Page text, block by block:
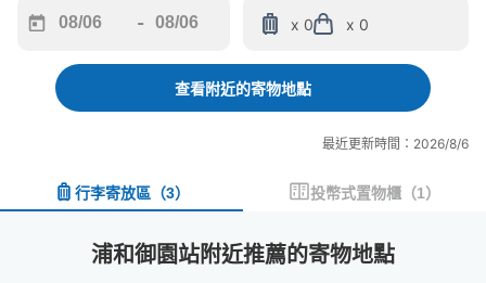
forward
interact
and
date.
-
backward
interact
and
a
date.
x 0 x 0
查看附近的寄物地點
最近更新時間：2026/8/6
行李寄放區 （3） 投幣式置物櫃 （1）
浦和御園站附近推薦的寄物地點